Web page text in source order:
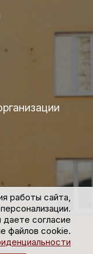
работы сайта,
согласие
файлов cookie.
г.Владимира